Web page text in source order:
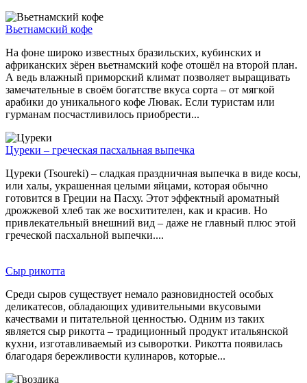
Вьетнамский кофе
На фоне широко известных бразильских, кубинских и
африканских зёрен вьетнамский кофе отошёл на второй план.
А ведь влажный приморский климат позволяет выращивать
замечательные в своём богатстве вкуса сорта – от мягкой
арабики до уникального кофе Лювак. Если туристам или
гурманам посчастливилось приобрести...
Цуреки – греческая пасхальная выпечка
Цуреки (Tsoureki) – сладкая праздничная выпечка в виде косы,
или халы, украшенная целыми яйцами, которая обычно
готовится в Греции на Пасху. Этот эффектный ароматный
дрожжевой хлеб так же восхитителен, как и красив. Но
привлекательный внешний вид – даже не главный плюс этой
греческой пасхальной выпечки....
Сыр рикотта
Среди сыров существует немало разновидностей особых
деликатесов, обладающих удивительными вкусовыми
качествами и питательной ценностью. Одним из таких
является сыр рикотта – традиционный продукт итальянской
кухни, изготавливаемый из сыворотки. Рикотта появилась
благодаря бережливости кулинаров, которые...